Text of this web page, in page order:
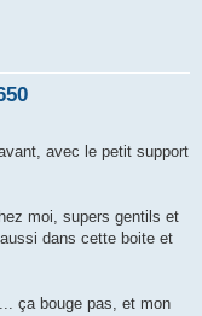
avec le petit support
moi, supers gentils et
dans cette boite et
ça bouge pas, et mon